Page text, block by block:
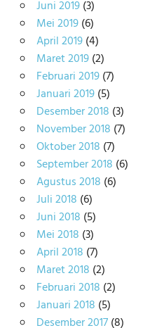
Juni 2019(3)
Mei 2019(6)
April 2019(4)
Maret 2019(2)
Februari 2019(7)
Januari 2019(5)
Desember 2018 (3)
November 2018 (7)
Oktober 2018 (7)
September 2018 (6)
Agustus 2018 (6)
Juli 2018 (6)
Juni 2018 (5)
Mei 2018 (3)
April 2018 (7)
Maret 2018 (2)
Februari 2018 (2)
Januari 2018 (5)
Desember 2017(8)